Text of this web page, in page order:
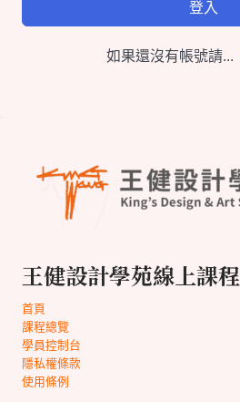
登入
如果還沒有帳號請...
王健設計學苑線上課程
首頁
課程總覽
學員控制台
隱私權條款
使用條例